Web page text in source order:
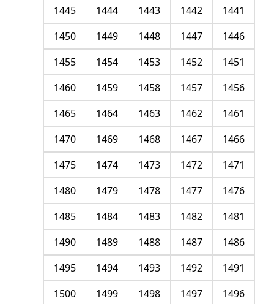
1441
1442
1443
1444
1445
1446
1447
1448
1449
1450
1451
1452
1453
1454
1455
1456
1457
1458
1459
1460
1461
1462
1463
1464
1465
1466
1467
1468
1469
1470
1471
1472
1473
1474
1475
1476
1477
1478
1479
1480
1481
1482
1483
1484
1485
1486
1487
1488
1489
1490
1491
1492
1493
1494
1495
1496
1497
1498
1499
1500